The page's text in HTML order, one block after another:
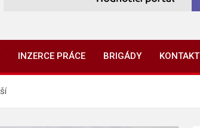
INZERCE PRÁCE BRIGÁDY KONTAKT